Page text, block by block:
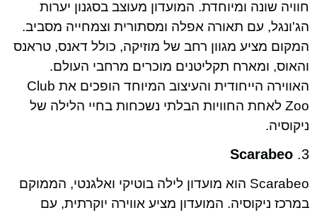
חוויה שונה ומיוחדת. המועדון מעוצב בסגנון יערות
הג'ונגל, עם תאורה אפלה ומסתורית וצמחייה מסביב.
המקום מציע מגוון רחב של מוזיקה, כולל דאנס, טראנס
והאוס, ומארח תקליטנים מוכרים מרחבי העולם.
האווירה הייחודית והעיצוב המיוחד הופכים את Club
Zoo לאחת החוויות הבלתי נשכחות בחיי הלילה של
ניקוסיה.
3.
Scarabeo
Scarabeo הוא מועדון לילה בוטיקי ואלגנטי, הממוקם
במרכז ניקוסיה. המועדון מציע אווירה יוקרתית, עם